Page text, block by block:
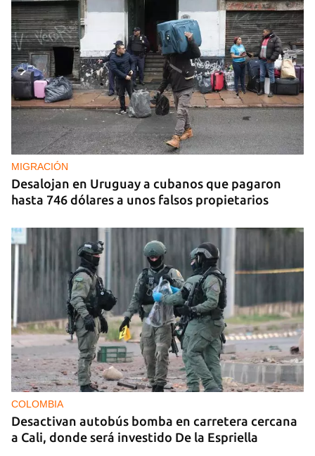
REPRESIÓN
La Seguridad del Estado realiza operativos en el
aniversario del Maleconazo
MIGRACIÓN
Desalojan en Uruguay a cubanos que pagaron
hasta 746 dólares a unos falsos propietarios
COLOMBIA
Desactivan autobús bomba en carretera cercana
a Cali, donde será investido De la Espriella